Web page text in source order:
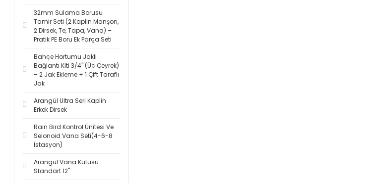
32mm Sulama Borusu
Tamir Seti (2 Kaplin Manşon,
2 Dirsek, Te, Tapa, Vana) –
Pratik PE Boru Ek Parça Seti
Bahçe Hortumu Jaklı
Bağlantı Kiti 3/4'' (Üç Çeyrek)
– 2 Jak Ekleme + 1 Çift Taraflı
Jak
Arangül Ultra Seri Kaplin
Erkek Dirsek
Rain Bird Kontrol Ünitesi Ve
Selonoid Vana Seti(4-6-8
İstasyon)
Arangül Vana Kutusu
Standart 12''